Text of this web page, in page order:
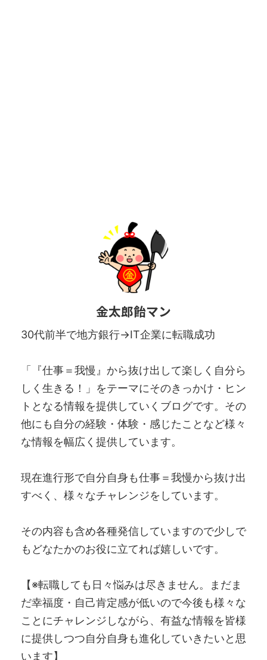
金太郎飴マン
30代前半で地方銀行→IT企業に転職成功
「『仕事＝我慢』から抜け出して楽しく自分ら
しく生きる！」をテーマにそのきっかけ・ヒン
トとなる情報を提供していくブログです。その
他にも自分の経験・体験・感じたことなど様々
な情報を幅広く提供しています。
現在進行形で自分自身も仕事＝我慢から抜け出
すべく、様々なチャレンジをしています。
その内容も含め各種発信していますので少しで
もどなたかのお役に立てれば嬉しいです。
【※転職しても日々悩みは尽きません。まだま
だ幸福度・自己肯定感が低いので今後も様々な
ことにチャレンジしながら、有益な情報を皆様
に提供しつつ自分自身も進化していきたいと思
います】